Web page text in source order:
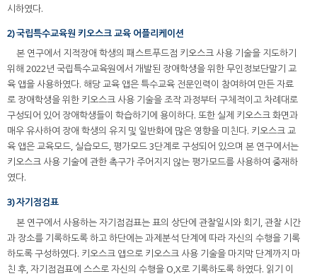
시하였다.
2) 국립특수교육원 키오스크 교육 어플리케이션
본 연구에서 지적장애 학생의 패스트푸드점 키오스크 사용 기술을 지도하기
위해 2022년 국립특수교육원에서 개발된 장애학생을 위한 무인정보단말기 교
육 앱을 사용하였다. 해당 교육 앱은 특수교육 전문인력이 참여하여 만든 자료
로 장애학생을 위한 키오스크 사용 기술을 조작 과정부터 구체적이고 차례대로
구성되어 있어 장애학생들이 학습하기에 용이하다. 또한 실제 키오스크 화면과
매우 유사하여 장애 학생의 유지 및 일반화에 많은 영향을 미친다. 키오스크 교
육 앱은 교육모드, 실습모드, 평가모드 3단계로 구성되어 있으며 본 연구에서는
키오스크 사용 기술에 관한 촉구가 주어지지 않는 평가모드를 사용하여 중재하
였다.
3) 자기점검표
본 연구에서 사용하는 자기점검표는 표의 상단에 관찰일시와 회기, 관찰 시간
과 장소를 기록하도록 하고 하단에는 과제분석 단계에 따라 자신의 수행을 기록
하도록 구성하였다. 키오스크 앱으로 키오스크 사용 기술을 마지막 단계까지 마
친 후, 자기점검표에 스스로 자신의 수행을 O,X로 기록하도록 하였다. 읽기 이